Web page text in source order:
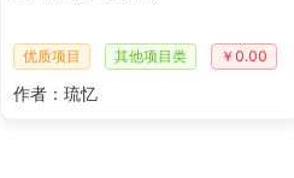
优质项目 其他项目类 ￥0.00
作者：琉忆